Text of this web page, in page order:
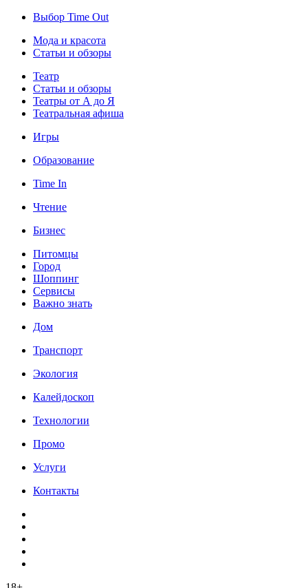
Выбор Time Out
Мода и красота
Статьи и обзоры
Театр
Статьи и обзоры
Театры от А до Я
Театральная афиша
Игры
Образование
Time In
Чтение
Бизнес
Питомцы
Город
Шоппинг
Сервисы
Важно знать
Дом
Транспорт
Экология
Калейдоскоп
Технологии
Промо
Услуги
Контакты